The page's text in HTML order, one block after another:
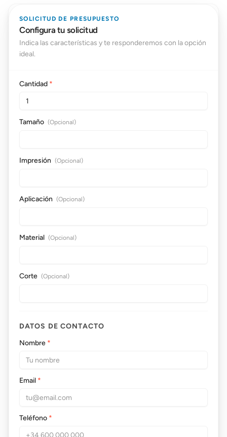
SOLICITUD DE PRESUPUESTO
Configura tu solicitud
Indica las características y te responderemos con la opción
ideal.
Cantidad *
Tamaño (Opcional)
Impresión (Opcional)
Aplicación (Opcional)
Material (Opcional)
Corte (Opcional)
DATOS DE CONTACTO
Nombre *
Email *
Teléfono *